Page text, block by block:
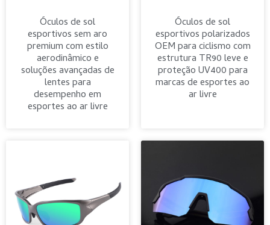
Óculos de sol
esportivos sem aro
premium com estilo
aerodinâmico e
soluções avançadas de
lentes para
desempenho em
esportes ao ar livre
Óculos de sol
esportivos polarizados
OEM para ciclismo com
estrutura TR90 leve e
proteção UV400 para
marcas de esportes ao
ar livre